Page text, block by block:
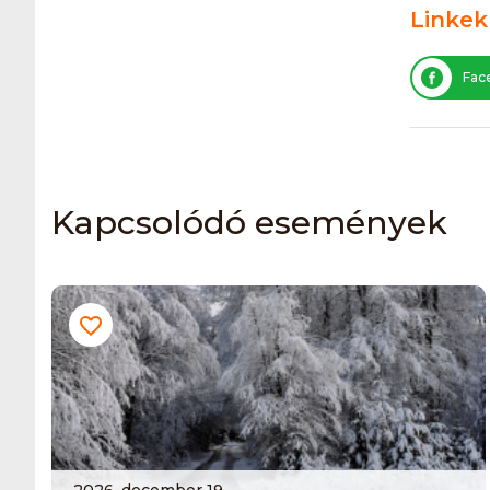
Linkek
Kapcsolódó események